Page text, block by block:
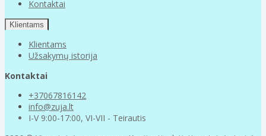
Kontaktai
Klientams
Klientams
Užsakymų istorija
Kontaktai
+37067816142
info@zuja.lt
I-V 9:00-17:00, VI-VII - Teirautis